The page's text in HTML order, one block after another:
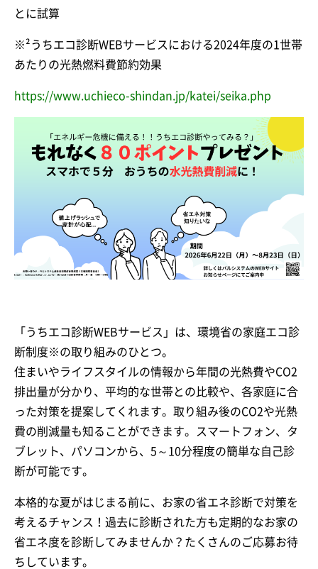
とに試算
※²うちエコ診断WEBサービスにおける2024年度の1世帯
あたりの光熱燃料費節約効果
https://www.uchieco-shindan.jp/katei/seika.php
「うちエコ診断WEBサービス」は、環境省の家庭エコ診
断制度※の取り組みのひとつ。
住まいやライフスタイルの情報から年間の光熱費やCO2
排出量が分かり、平均的な世帯との比較や、各家庭に合
った対策を提案してくれます。取り組み後のCO2や光熱
費の削減量も知ることができます。スマートフォン、タ
ブレット、パソコンから、5～10分程度の簡単な自己診
断が可能です。
本格的な夏がはじまる前に、お家の省エネ診断で対策を
考えるチャンス！過去に診断された方も定期的なお家の
省エネ度を診断してみませんか？たくさんのご応募お待
ちしています。